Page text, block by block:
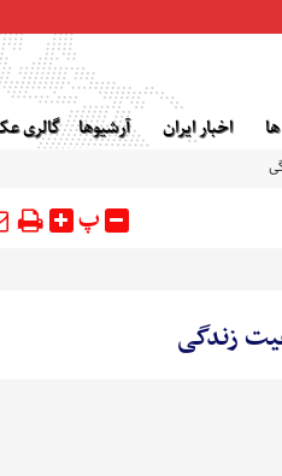
اخبار ایران آرشیوها گالری
پ
زندگی